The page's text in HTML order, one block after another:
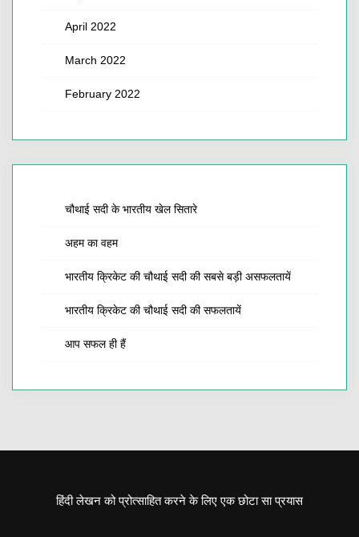
April 2022
March 2022
February 2022
चौथाई सदी के भारतीय खेल सितारे
अहम का वहम
भारतीय क्रिकेट की चौथाई सदी की सबसे बड़ी असफलतायें
भारतीय क्रिकेट की चौथाई सदी की सफलतायें
आप सफल ही हैं
हिंदी लेखन को प्रोत्साहित करने के लिए एक छोटा सा प्रयास